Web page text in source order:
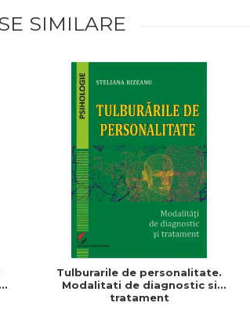
SIMILARE
Tulburarile de personalitate.
Modalitati de diagnostic si
tratament